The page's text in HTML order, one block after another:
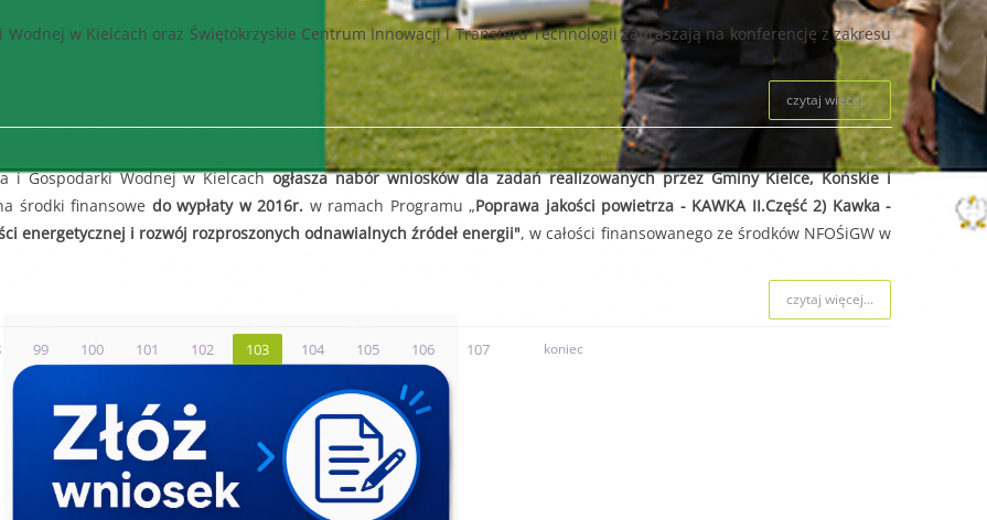
w Kielcach oraz Świętokrzyskie Centrum Innowacji i Transferu Technologii zapraszają na konferencję z zakresu
czytaj więcej...
i Gospodarki Wodnej w Kielcachogłasza nabór wniosków dla zadań realizowanych przez Gminy Kielce, Końskie i
środki finansowe do wypłaty w 2016r. w ramach Programu „Poprawa jakości powietrza - KAWKA II.Część 2) Kawka -
energetycznej i rozwój rozproszonych odnawialnych źródeł energii", w całości finansowanego ze środków NFOŚiGW w
czytaj więcej...
99 100 101 102 103 104 105 106 107 koniec